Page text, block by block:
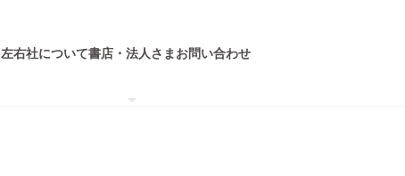
左右社について書店・法人さまお問い合わせ